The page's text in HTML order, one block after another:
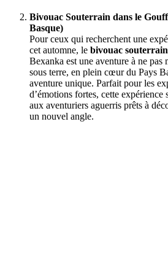
Bivouac Souterrain dans le
Basque)
Pour ceux qui recherchent une
cet automne, le bivouac souterrain
Bexanka est une aventure à ne pas
sous terre, en plein cœur du Pays
aventure unique. Parfait pour les
d’émotions fortes, cette expérience
aux aventuriers aguerris prêts à
un nouvel angle.